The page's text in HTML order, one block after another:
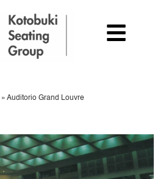
» Auditorio Grand Louvre